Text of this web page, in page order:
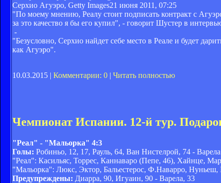
Серхио Агуэро, Getty Images21 июня 2011, 07:25
"По моему мнению, Реалу стоит подписать контракт с
за это качество я бы его купил", - говорит Шустер в
-
"Безусловно, Серхио найдет себе место в Реале и будет
как Агуэро".
10.03.2015 | Комментарии: 0 | Читать полностью
Чемпионат Испании. 12-й тур.
"Реал" - "Мальорка" 4:3
Голы: Робиньо, 12, 17, Рауль, 64, Ван Нистелрой, 74 -
"Реал": Касильяс, Торрес, Каннаваро (Пепе, 46), Хайнце,
"Мальорка": Люкс, Эктор, Бальестерос, Ф.Наварро, Нуньеш,
Предупреждены: Диарра, 90, Игуаин, 90 - Варела, 33